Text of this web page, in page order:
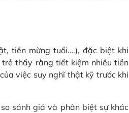
tiền mừng tuổi….), đặc biệt khi
thấy rằng tiết kiệm nhiều tiền
việc suy nghĩ thật kỹ trước khi
sánh giá và phân biệt sự khác